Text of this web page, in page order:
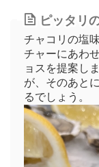
ピッタリ
チャコリの塩
チャーにあわ
ョスを提案し
が、そのあと
るでしょう。